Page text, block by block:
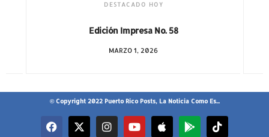
DESTACADO HOY
Edición Impresa No. 58
MARZO 1, 2026
© Copyright 2022 Puerto Rico Posts, La Noticia Como Es...